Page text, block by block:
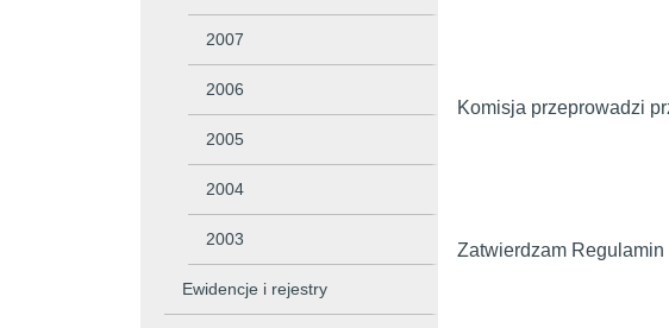
2007
2006
2005
2004
2003
Ewidencje i rejestry
Komisja przeprowadzi
Zatwierdzam Regulamin